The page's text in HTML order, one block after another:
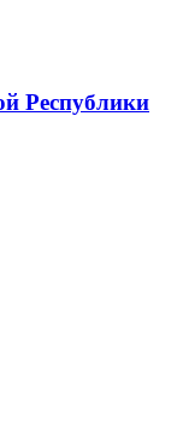
Республики